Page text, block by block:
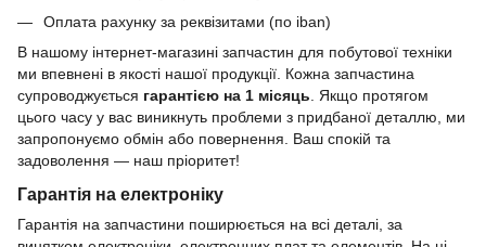
Оплата рахунку за реквізитами (по iban)
В нашому інтернет-магазині запчастин для побутової техніки
ми впевнені в якості нашої продукції. Кожна запчастина
супроводжується гарантією на 1 місяць. Якщо протягом
цього часу у вас виникнуть проблеми з придбаної деталлю, ми
запропонуємо обмін або повернення. Ваш спокій та
задоволення — наш пріоритет!
Гарантія на електроніку
Гарантія на запчастини поширюється на всі деталі, за